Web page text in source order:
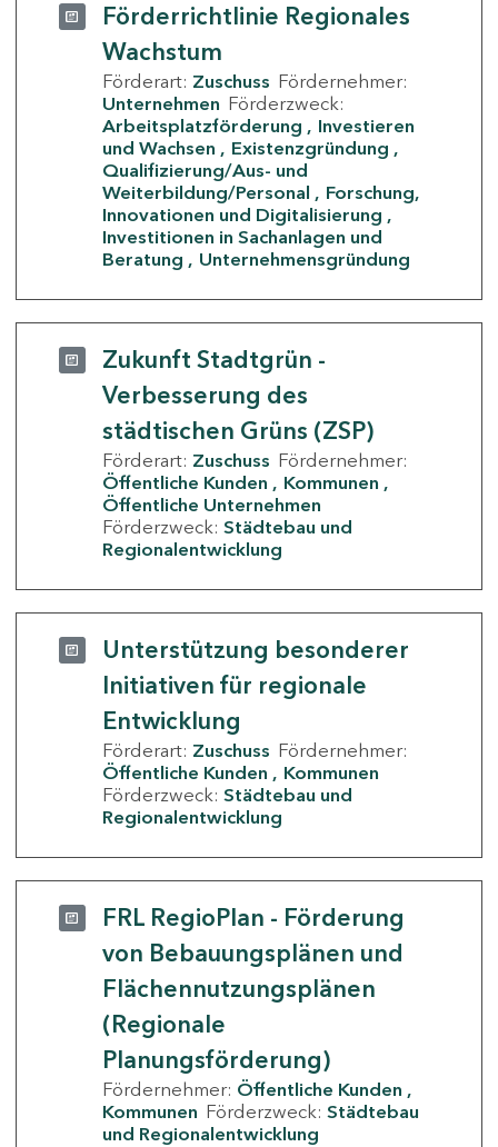
Förderrichtlinie Regionales
Wachstum
Förderart: Zuschuss Fördernehmer:
Unternehmen Förderzweck:
Arbeitsplatzförderung
Investieren
und Wachsen
Existenzgründung
Qualifizierung/Aus- und
Weiterbildung/Personal
Forschung,
Innovationen und Digitalisierung
Investitionen in Sachanlagen und
Beratung
Unternehmensgründung
Zukunft Stadtgrün -
Verbesserung des
städtischen Grüns (ZSP)
Förderart: Zuschuss Fördernehmer:
Öffentliche Kunden
Kommunen
Öffentliche Unternehmen
Förderzweck: Städtebau und
Regionalentwicklung
Unterstützung besonderer
Initiativen für regionale
Entwicklung
Förderart: Zuschuss Fördernehmer:
Öffentliche Kunden
Kommunen
Förderzweck: Städtebau und
Regionalentwicklung
FRL RegioPlan - Förderung
von Bebauungsplänen und
Flächennutzungsplänen
(Regionale
Planungsförderung)
Fördernehmer: Öffentliche Kunden
Kommunen Förderzweck: Städtebau
und Regionalentwicklung